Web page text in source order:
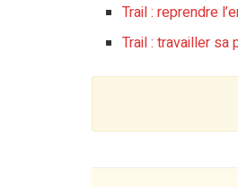
Trail : reprendre
Trail : travailler sa